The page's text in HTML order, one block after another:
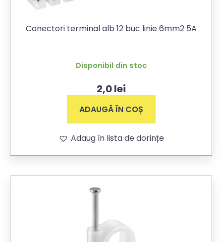
Conectori terminal alb 12 buc linie 6mm2 5A
Disponibil din stoc
2,0lei
ADAUGĂ ÎN COȘ
Adaug în lista de dorințe